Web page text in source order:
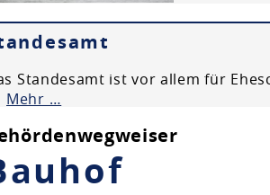
Standesamt ist vor allem für
Mehr …